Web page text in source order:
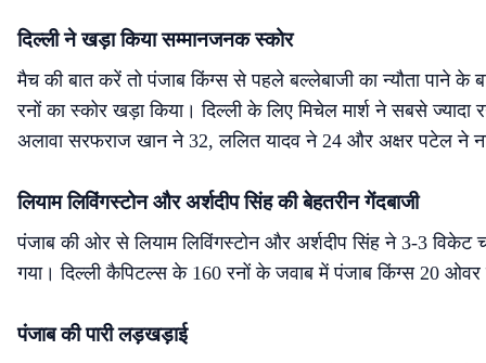
दिल्ली ने खड़ा किया सम्मानजनक स्कोर
मैच की बात करें तो पंजाब किंग्स से पहले बल्लेबाजी का न्यौता पाने
रनों का स्कोर खड़ा किया। दिल्ली के लिए मिचेल मार्श ने सबसे
अलावा सरफराज खान ने 32, ललित यादव ने 24 और अक्षर पटेल ने
लियाम लिविंगस्टोन और अर्शदीप सिंह की बेहतरीन गेंदबाजी
पंजाब की ओर से लियाम लिविंगस्टोन और अर्शदीप सिंह ने 3-3
गया। दिल्ली कैपिटल्स के 160 रनों के जवाब में पंजाब किंग्स 20
पंजाब की पारी लड़खड़ाई